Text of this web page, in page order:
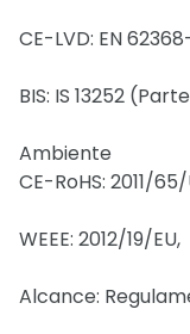
CE-LVD: EN
BIS: IS 13252
Ambiente
CE-RoHS: 2011/65/
WEEE: 2012/19/EU,
Alcance: